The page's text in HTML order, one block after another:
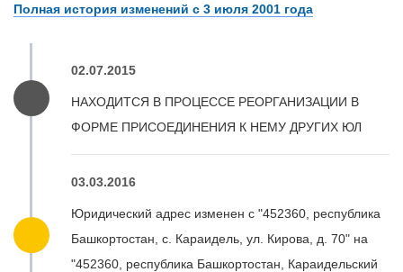
Полная история изменений с 3 июля 2001 года
02.07.2015
НАХОДИТСЯ В ПРОЦЕССЕ РЕОРГАНИЗАЦИИ В
ФОРМЕ ПРИСОЕДИНЕНИЯ К НЕМУ ДРУГИХ ЮЛ
03.03.2016
Юридический адрес изменен с "452360, республика
Башкортостан, с. Караидель, ул. Кирова, д. 70" на
"452360, республика Башкортостан, Караидельский